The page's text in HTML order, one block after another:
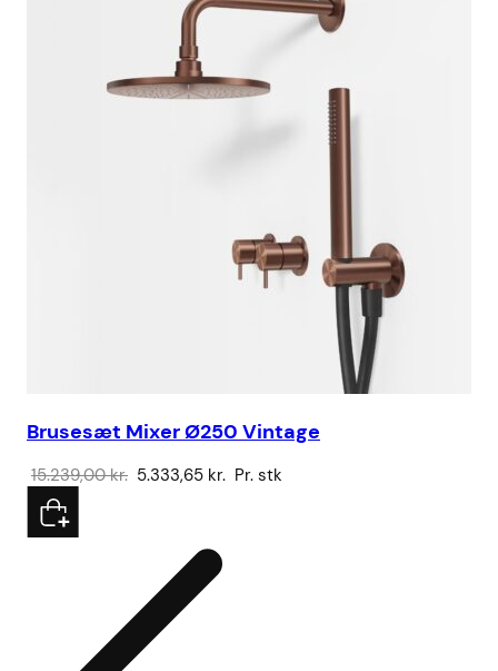
Brusesæt Mixer Ø250 Vintage
15.239,00kr. Den
15.239,00 kr..
5.333,65 kr. Den
Pr. stk